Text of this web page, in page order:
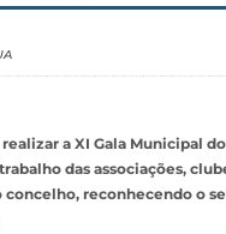
a XI Gala Municipal
das associações,
concelho, reconhecendo o